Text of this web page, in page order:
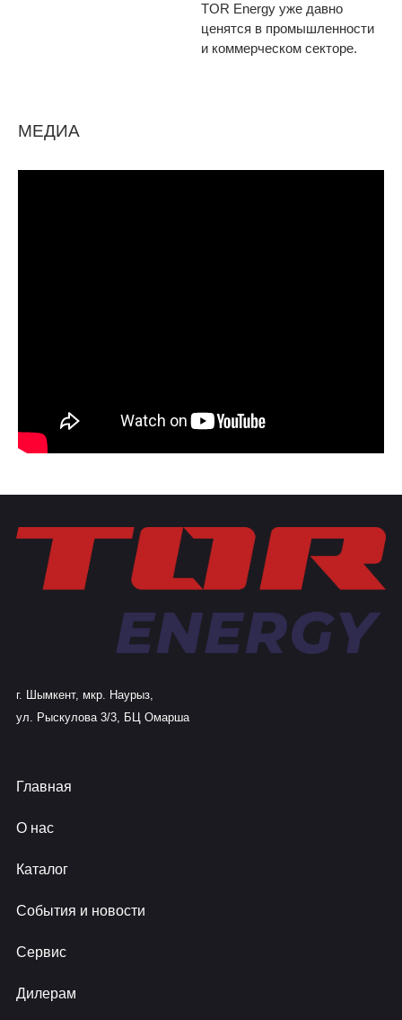
TOR Energy уже давно
ценятся в промышленности
и коммерческом секторе.
МЕДИА
г. Шымкент, мкр. Наурыз,
ул. Рыскулова 3/3, БЦ Омарша
Главная
О нас
Каталог
События и новости
Сервис
Дилерам